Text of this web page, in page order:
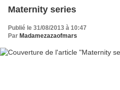
Maternity series
Publié le 31/08/2013 à 10:47
Par Madamezazaofmars